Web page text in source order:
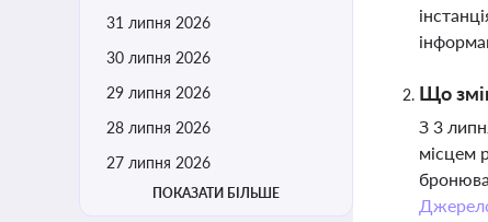
31 липня 2026
30 липня 2026
29 липня 2026
28 липня 2026
27 липня 2026
ПОКАЗАТИ БІЛЬШЕ
Що
З 3
місцем